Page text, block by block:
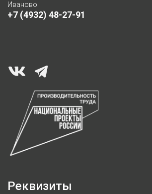
Иваново
+7 (4932) 48-27-91
Реквизиты